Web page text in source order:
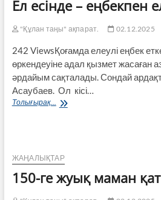
Ел есінде – еңбекпен
"Құлан таңы" ақпарат. 02.12.2025
242 ViewsҚоғамда елеулі еңбек
өркендеуіне адал қызмет жасаған
әрдайым сақталады. Сондай
Асаубаев. Ол кісі…
Толығырақ...
Ел
ер
ЖАҢАЛЫҚТАР
150-ге жуық маман